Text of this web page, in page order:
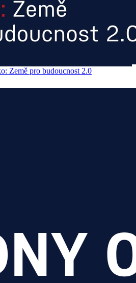
Země pro budoucnost 2.0